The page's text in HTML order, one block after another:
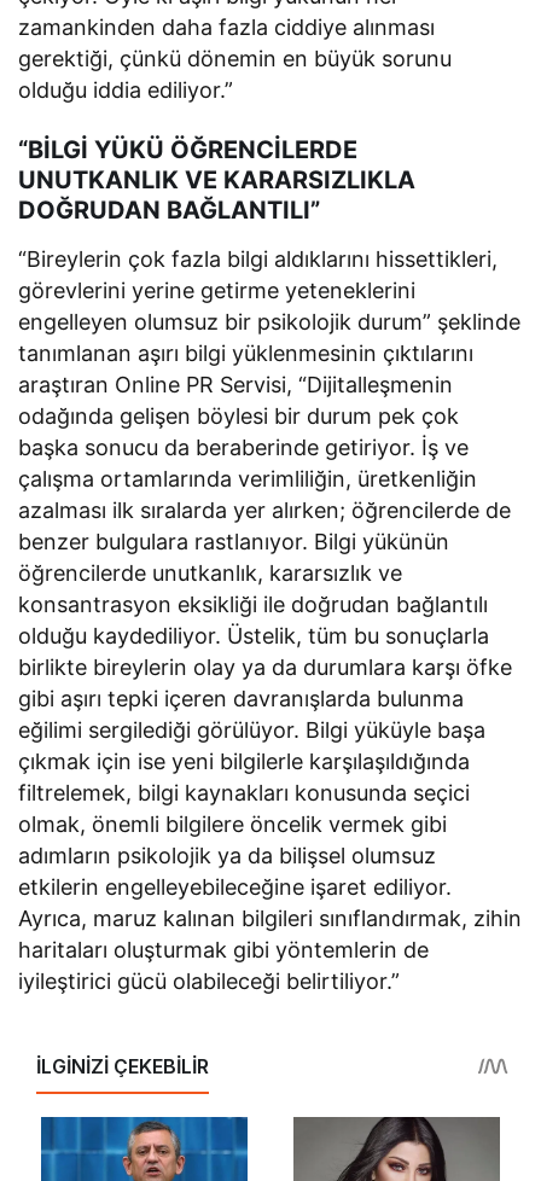
zamankinden daha fazla ciddiye alınması
gerektiği, çünkü dönemin en büyük sorunu
olduğu iddia ediliyor.”
“BİLGİ YÜKÜ ÖĞRENCİLERDE
UNUTKANLIK VE KARARSIZLIKLA
DOĞRUDAN BAĞLANTILI”
“Bireylerin çok fazla bilgi aldıklarını hissettikleri,
görevlerini yerine getirme yeteneklerini
engelleyen olumsuz bir psikolojik durum” şeklinde
tanımlanan aşırı bilgi yüklenmesinin çıktılarını
araştıran Online PR Servisi, “Dijitalleşmenin
odağında gelişen böylesi bir durum pek çok
başka sonucu da beraberinde getiriyor. İş ve
çalışma ortamlarında verimliliğin, üretkenliğin
azalması ilk sıralarda yer alırken; öğrencilerde de
benzer bulgulara rastlanıyor. Bilgi yükünün
öğrencilerde unutkanlık, kararsızlık ve
konsantrasyon eksikliği ile doğrudan bağlantılı
olduğu kaydediliyor. Üstelik, tüm bu sonuçlarla
birlikte bireylerin olay ya da durumlara karşı öfke
gibi aşırı tepki içeren davranışlarda bulunma
eğilimi sergilediği görülüyor. Bilgi yüküyle başa
çıkmak için ise yeni bilgilerle karşılaşıldığında
filtrelemek, bilgi kaynakları konusunda seçici
olmak, önemli bilgilere öncelik vermek gibi
adımların psikolojik ya da bilişsel olumsuz
etkilerin engelleyebileceğine işaret ediliyor.
Ayrıca, maruz kalınan bilgileri sınıflandırmak, zihin
haritaları oluşturmak gibi yöntemlerin de
iyileştirici gücü olabileceği belirtiliyor.”